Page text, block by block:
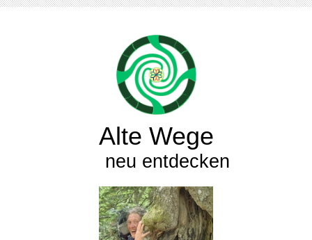
Alte Wege
neu entdecken